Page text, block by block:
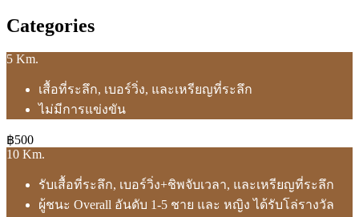
Categories
5 Km.
เสื้อที่ระลึก, เบอร์วิ่ง, และเหรียญที่ระลึก
ไม่มีการแข่งขัน
฿500
10 Km.
รับเสื้อที่ระลึก, เบอร์วิ่ง+ชิพจับเวลา, และเหรียญที่ระลึก
ผู้ชนะ Overall อันดับ 1-5 ชาย และ หญิง ได้รับโล่รางวัล